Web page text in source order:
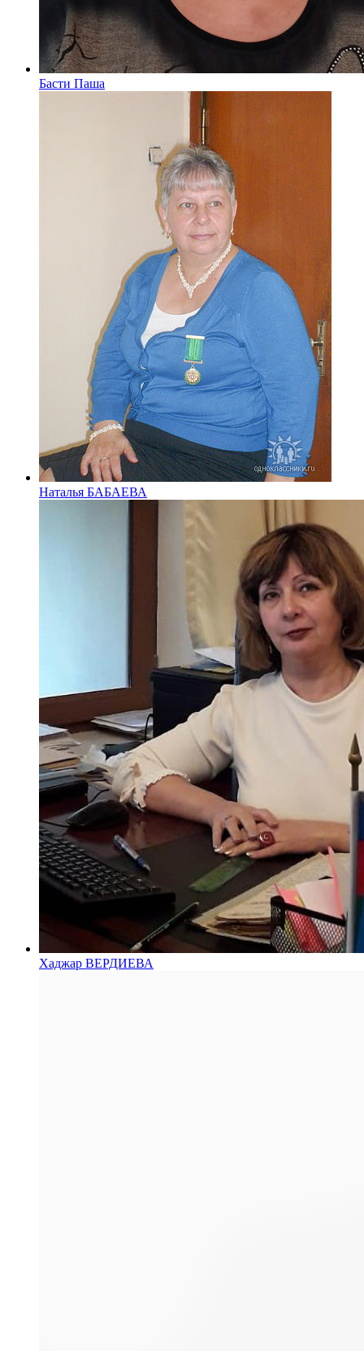
Басти Паша
Наталья БАБАЕВА
Хаджар ВЕРДИЕВА